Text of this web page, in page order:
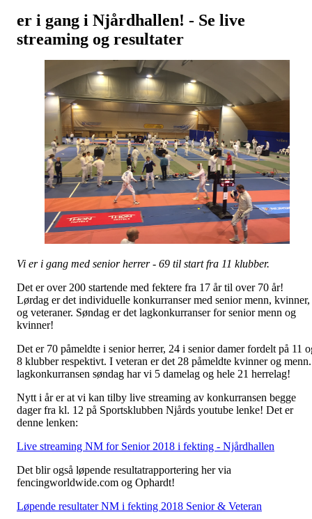
er i gang i Njårdhallen! - Se live
streaming og resultater
Vi er i gang med senior herrer - 69 til start fra 11 klubber.
Det er over 200 startende med fektere fra 17 år til over 70 år!
Lørdag er det individuelle konkurranser med senior menn, kvinner,
og veteraner. Søndag er det lagkonkurranser for senior menn og
kvinner!
Det er 70 påmeldte i senior herrer, 24 i senior damer fordelt på 11
8 klubber respektivt. I veteran er det 28 påmeldte kvinner og
lagkonkurransen søndag har vi 5 damelag og hele 21 herrelag!
Nytt i år er at vi kan tilby live streaming av konkurransen begge
dager fra kl. 12 på Sportsklubben Njårds youtube lenke! Det er
denne lenken:
Live streaming NM for Senior 2018 i fekting - Njårdhallen
Det blir også løpende resultatrapportering her via
fencingworldwide.com og Ophardt!
Løpende resultater NM i fekting 2018 Senior & Veteran